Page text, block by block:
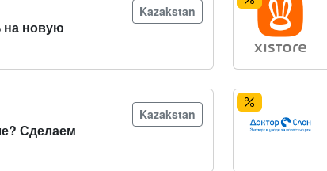
на новую
Kazakstan
Сделаем
Kazakstan